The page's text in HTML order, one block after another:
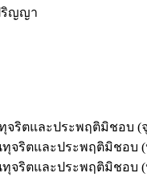
ริญญา
ทุจริตและประพฤติมิชอบ (
ทุจริตและประพฤติมิชอบ
ทุจริตและประพฤติมิชอบ